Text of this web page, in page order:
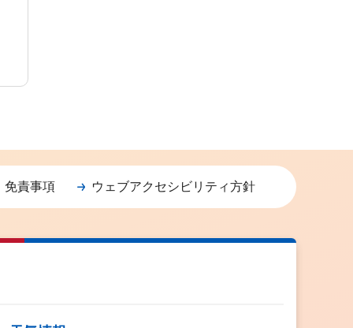
免責事項 ウェブアクセシビリティ方針